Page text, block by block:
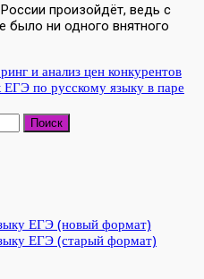
произойдёт, ведь с
было ни одного внятного
и анализ цен конкурентов
по русскому языку в паре
ЕГЭ (новый формат)
ЕГЭ (старый формат)